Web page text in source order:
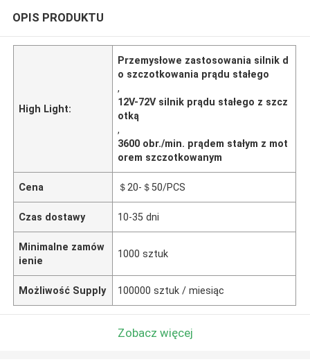
OPIS PRODUKTU
High Light:
Przemysłowe zastosowania silnik d
o szczotkowania prądu stałego
,
12V-72V silnik prądu stałego z szcz
otką
,
3600 obr./min. prądem stałym z mot
orem szczotkowanym
Cena ＄20-＄50/PCS
Czas dostawy 10-35 dni
Minimalne zamów
ienie
1000 sztuk
Możliwość Supply 100000 sztuk / miesiąc
Zobacz więcej